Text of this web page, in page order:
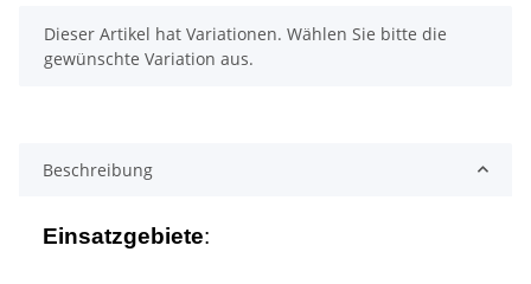
x
Dieser Artikel hat Variationen. Wählen Sie bitte die
gewünschte Variation aus.
Beschreibung
Einsatzgebiete: